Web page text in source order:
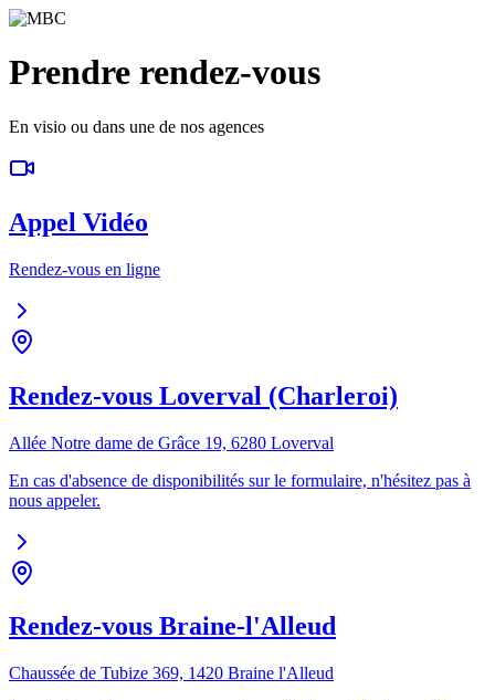
Prendre rendez-vous
En visio ou dans une de nos agences
Appel Vidéo
Rendez-vous en ligne
Rendez-vous Loverval (Charleroi)
Allée Notre dame de Grâce 19, 6280 Loverval
En cas d'absence de disponibilités sur le formulaire, n'hésitez pas à
nous appeler.
Rendez-vous Braine-l'Alleud
Chaussée de Tubize 369, 1420 Braine l'Alleud